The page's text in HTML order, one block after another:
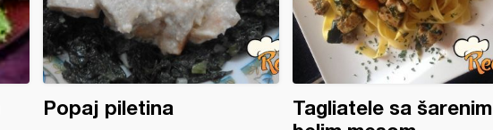
Popaj piletina
Tagliatele sa šarenim